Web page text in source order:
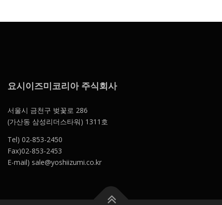
요시이즈미코리아 주식회사
서울시 금천구 벚꽃로 286
(가산동 삼성리더스타워) 1311호
Tel) 02-853-2450
Fax)02-853-2453
E-mail) sale@yoshiizumi.co.kr